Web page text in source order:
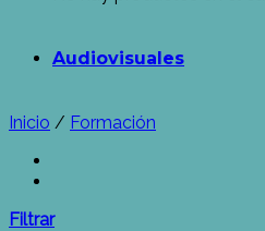
Audiovisuales
Inicio / Formación
Filtrar